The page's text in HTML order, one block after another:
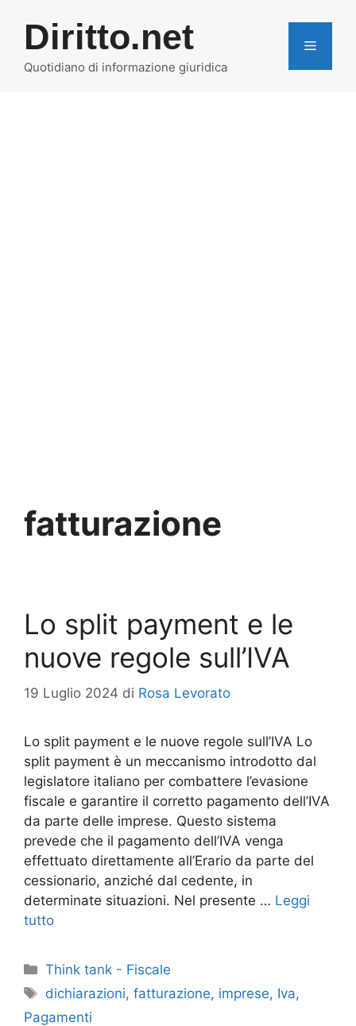
contenuto
Diritto.net
Quotidiano di informazione giuridica
MENU
fatturazione
Lo split payment e le
nuove regole sull’IVA
19 Luglio 2024 di Rosa Levorato
Lo split payment e le nuove regole sull’IVA Lo
split payment è un meccanismo introdotto dal
legislatore italiano per combattere l’evasione
fiscale e garantire il corretto pagamento dell’IVA
da parte delle imprese. Questo sistema
prevede che il pagamento dell’IVA venga
effettuato direttamente all’Erario da parte del
cessionario, anziché dal cedente, in
determinate situazioni. Nel presente … Leggi
tutto
Categorie
Think tank - Fiscale
Tag
dichiarazioni,fatturazione, imprese, Iva,
Pagamenti